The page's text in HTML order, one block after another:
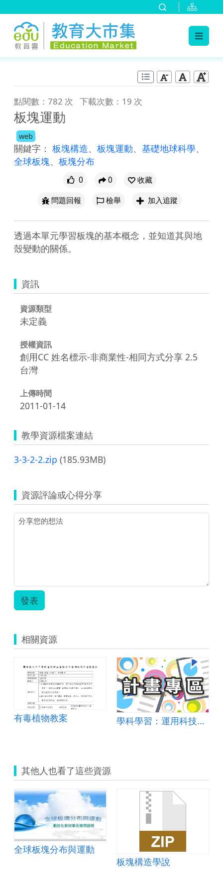
點閱數：782 次 下載次數：19 次
板塊運動
web
關鍵字： 板塊構造、 板塊運動、 基礎地球科學、
全球板塊、 板塊分布
0 0
收藏
問題回報
檢舉 加入追蹤
透過本單元學習板塊的基本概念，並知道其與地
殼變動的關係。
資訊
資源類型
未定義
授權資訊
創用CC 姓名標示-非商業性-相同方式分享 2.5
台灣
上傳時間
2011-01-14
教學資源檔案連結
3-3-2-2.zip (185.93MB)
資源評論或心得分享
發表
相關資源
有毒植物教案 學科學習：運用科技提升學生自然與生活科技素養
其他人也看了這些資源
全球板塊分布與運動
板塊構造學說